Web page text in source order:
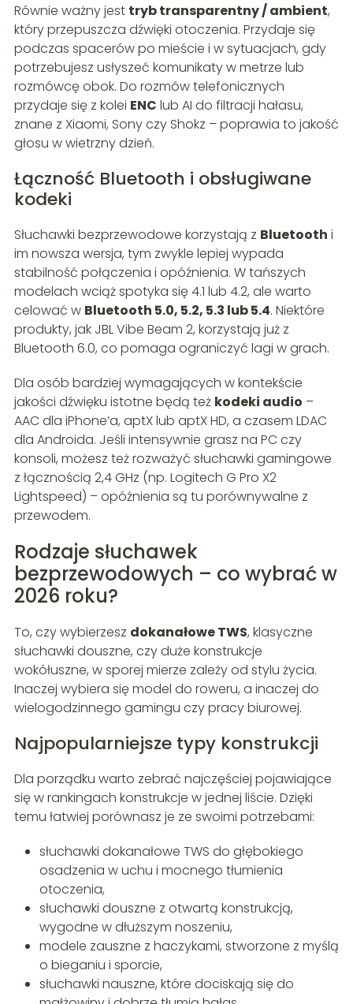
Równie ważny jest tryb transparentny / ambient,
który przepuszcza dźwięki otoczenia. Przydaje się
podczas spacerów po mieście i w sytuacjach, gdy
potrzebujesz usłyszeć komunikaty w metrze lub
rozmówcę obok. Do rozmów telefonicznych
przydaje się z kolei ENC lub AI do filtracji hałasu,
znane z Xiaomi, Sony czy Shokz – poprawia to jakość
głosu w wietrzny dzień.
Łączność Bluetooth i obsługiwane
kodeki
Słuchawki bezprzewodowe korzystają z Bluetooth i
im nowsza wersja, tym zwykle lepiej wypada
stabilność połączenia i opóźnienia. W tańszych
modelach wciąż spotyka się 4.1 lub 4.2, ale warto
celować w Bluetooth 5.0, 5.2, 5.3 lub 5.4. Niektóre
produkty, jak JBL Vibe Beam 2, korzystają już z
Bluetooth 6.0, co pomaga ograniczyć lagi w grach.
Dla osób bardziej wymagających w kontekście
jakości dźwięku istotne będą też kodeki audio –
AAC dla iPhone’a, aptX lub aptX HD, a czasem LDAC
dla Androida. Jeśli intensywnie grasz na PC czy
konsoli, możesz też rozważyć słuchawki gamingowe
z łącznością 2,4 GHz (np. Logitech G Pro X2
Lightspeed) – opóźnienia są tu porównywalne z
przewodem.
Rodzaje słuchawek
bezprzewodowych – co wybrać w
2026 roku?
To, czy wybierzesz dokanałowe TWS, klasyczne
słuchawki douszne, czy duże konstrukcje
wokółuszne, w sporej mierze zależy od stylu życia.
Inaczej wybiera się model do roweru, a inaczej do
wielogodzinnego gamingu czy pracy biurowej.
Najpopularniejsze typy konstrukcji
Dla porządku warto zebrać najczęściej pojawiające
się w rankingach konstrukcje w jednej liście. Dzięki
temu łatwiej porównasz je ze swoimi potrzebami:
słuchawki dokanałowe TWS do głębokiego
osadzenia w uchu i mocnego tłumienia
otoczenia,
słuchawki douszne z otwartą konstrukcją,
wygodne w dłuższym noszeniu,
modele zauszne z haczykami, stworzone z myślą
o bieganiu i sporcie,
słuchawki nauszne, które dociskają się do